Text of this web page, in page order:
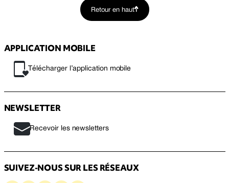
Retour en haut
APPLICATION MOBILE
Télécharger l’application mobile
NEWSLETTER
Recevoir les newsletters
SUIVEZ-NOUS SUR LES RÉSEAUX